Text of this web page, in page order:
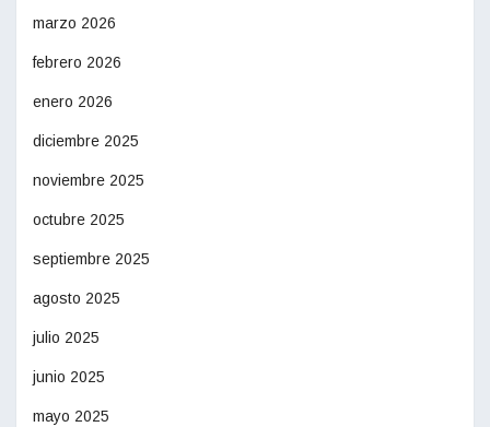
marzo 2026
febrero 2026
enero 2026
diciembre 2025
noviembre 2025
octubre 2025
septiembre 2025
agosto 2025
julio 2025
junio 2025
mayo 2025